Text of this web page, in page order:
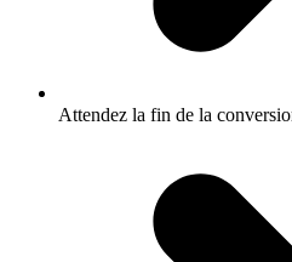
Attendez la fin de la